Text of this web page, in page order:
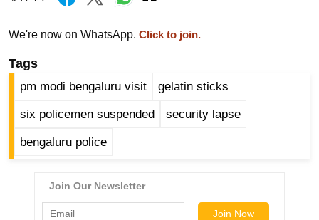
e
w
ला
इ
फ
We're now on WhatsApp. Click to join.
Tags
pm modi bengaluru visit gelatin sticks
six policemen suspended security lapse
bengaluru police